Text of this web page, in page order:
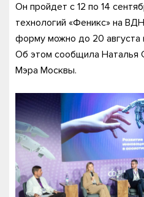
Он пройдет с 12 по 14
технологий «Феникс» на
форму можно до 20 августа
Об этом сообщила Наталья
Мэра Москвы.